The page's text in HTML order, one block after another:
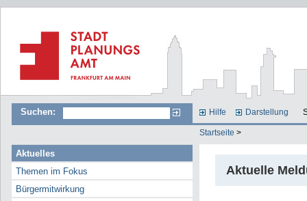
Suchen: Hilfe Darstellung
Startseite >
Aktuelles
Themen im Fokus
Bürgermitwirkung
Aktuelle